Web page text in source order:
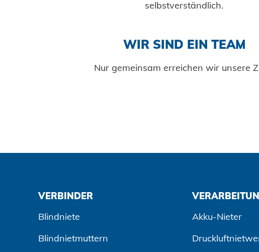
selbstverständlich.
WIR SIND EIN TEAM
Nur gemeinsam erreichen wir unsere
VERBINDER
Blindniete
Blindnietmuttern
Akku-Nieter